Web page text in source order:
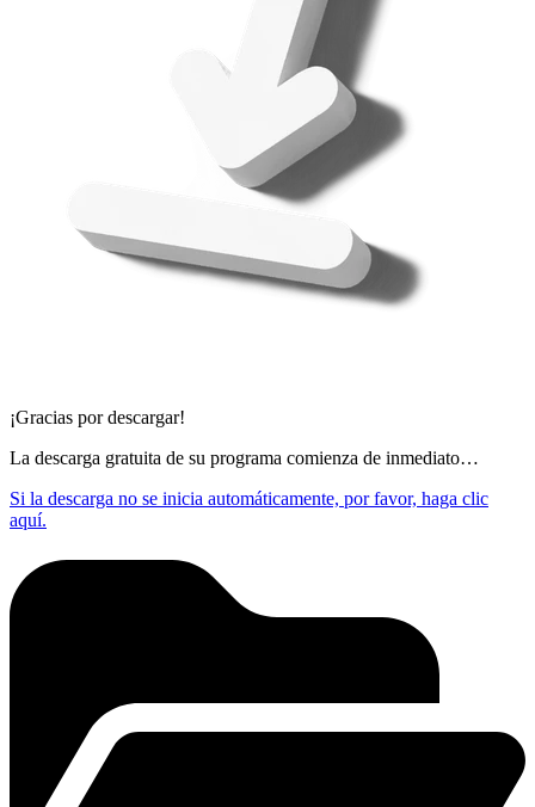
¡Gracias por descargar!
La descarga gratuita de su programa comienza de inmediato…
Si la descarga no se inicia automáticamente, por favor, haga clic
aquí.